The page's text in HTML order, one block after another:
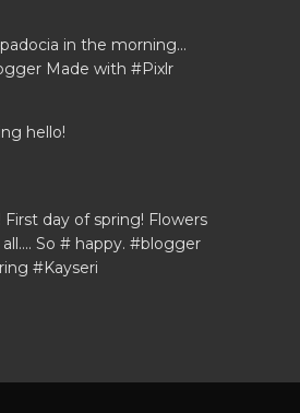
in the morning...
Made with #Pixlr
hello!
First day of spring! Flowers
all.... So # happy. #blogger
#Kayseri